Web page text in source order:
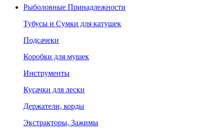
Рыболовные Принадлежности
Тубусы и Сумки для катушек
Подсачеки
Коробки для мушек
Инструменты
Кусачки для лески
Держатели, корды
Экстракторы, Зажимы